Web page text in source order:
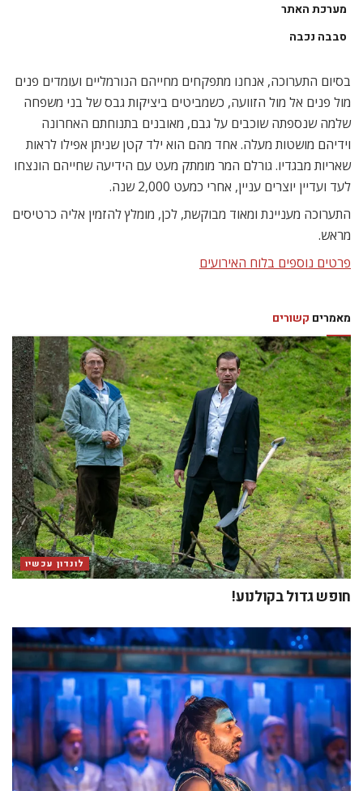
מערכת האתר
סבבה נכבה
בסיום התערוכה, אנחנו מתפקחים מחייהם הנורמליים ועומדים פנים
מול פנים אל מול הזוועה, כשמביטים ביציקות גבס של בני משפחה
שלמה שנספתה שוכבים על גבם, מאובנים בתנוחתם האחרונה
וידיהם מושטות מעלה. אחד מהם הוא ילד קטן שניתן אפילו לראות
שאריות מבגדיו. גורלם המר מומתק מעט עם הידיעה שחייהם הונצחו
לעד ועדיין יוצרים עניין, אחרי כמעט 2,000 שנה.
התערוכה מעניינת ומאוד מבוקשת, לכן, מומלץ להזמין אליה כרטיסים
מראש.
פרטים נוספים בלוח האירועים
מאמרים קשורים
לונדון עכשיו
חופש גדול בקולנוע!